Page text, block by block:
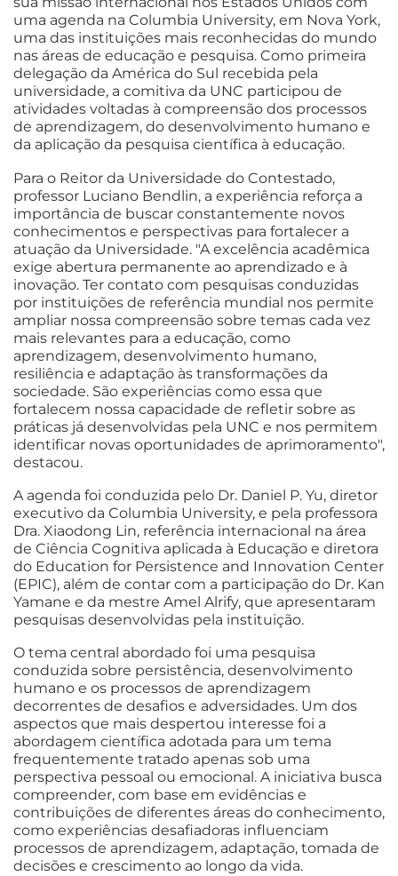
uma agenda na Columbia University, em Nova York,
uma das instituições mais reconhecidas do mundo
nas áreas de educação e pesquisa. Como primeira
delegação da América do Sul recebida pela
universidade, a comitiva da UNC participou de
atividades voltadas à compreensão dos processos
de aprendizagem, do desenvolvimento humano e
da aplicação da pesquisa científica à educação.
Para o Reitor da Universidade do Contestado,
professor Luciano Bendlin, a experiência reforça a
importância de buscar constantemente novos
conhecimentos e perspectivas para fortalecer a
atuação da Universidade. "A excelência acadêmica
exige abertura permanente ao aprendizado e à
inovação. Ter contato com pesquisas conduzidas
por instituições de referência mundial nos permite
ampliar nossa compreensão sobre temas cada vez
mais relevantes para a educação, como
aprendizagem, desenvolvimento humano,
resiliência e adaptação às transformações da
sociedade. São experiências como essa que
fortalecem nossa capacidade de refletir sobre as
práticas já desenvolvidas pela UNC e nos permitem
identificar novas oportunidades de aprimoramento",
destacou.
A agenda foi conduzida pelo Dr. Daniel P. Yu, diretor
executivo da Columbia University, e pela professora
Dra. Xiaodong Lin, referência internacional na área
de Ciência Cognitiva aplicada à Educação e diretora
do Education for Persistence and Innovation Center
(EPIC), além de contar com a participação do Dr. Kan
Yamane e da mestre Amel Alrify, que apresentaram
pesquisas desenvolvidas pela instituição.
O tema central abordado foi uma pesquisa
conduzida sobre persistência, desenvolvimento
humano e os processos de aprendizagem
decorrentes de desafios e adversidades. Um dos
aspectos que mais despertou interesse foi a
abordagem científica adotada para um tema
frequentemente tratado apenas sob uma
perspectiva pessoal ou emocional. A iniciativa busca
compreender, com base em evidências e
contribuições de diferentes áreas do conhecimento,
como experiências desafiadoras influenciam
processos de aprendizagem, adaptação, tomada de
decisões e crescimento ao longo da vida.